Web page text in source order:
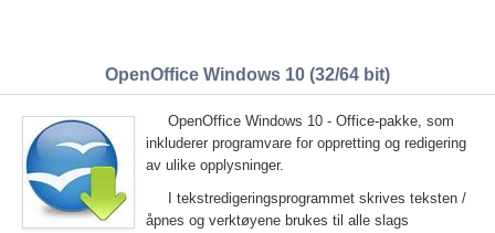
OpenOffice Windows 10 (32/64 bit)
OpenOffice Windows 10 - Office-pakke, som
inkluderer programvare for oppretting og redigering
av ulike opplysninger.
I tekstredigeringsprogrammet skrives teksten /
åpnes og verktøyene brukes til alle slags